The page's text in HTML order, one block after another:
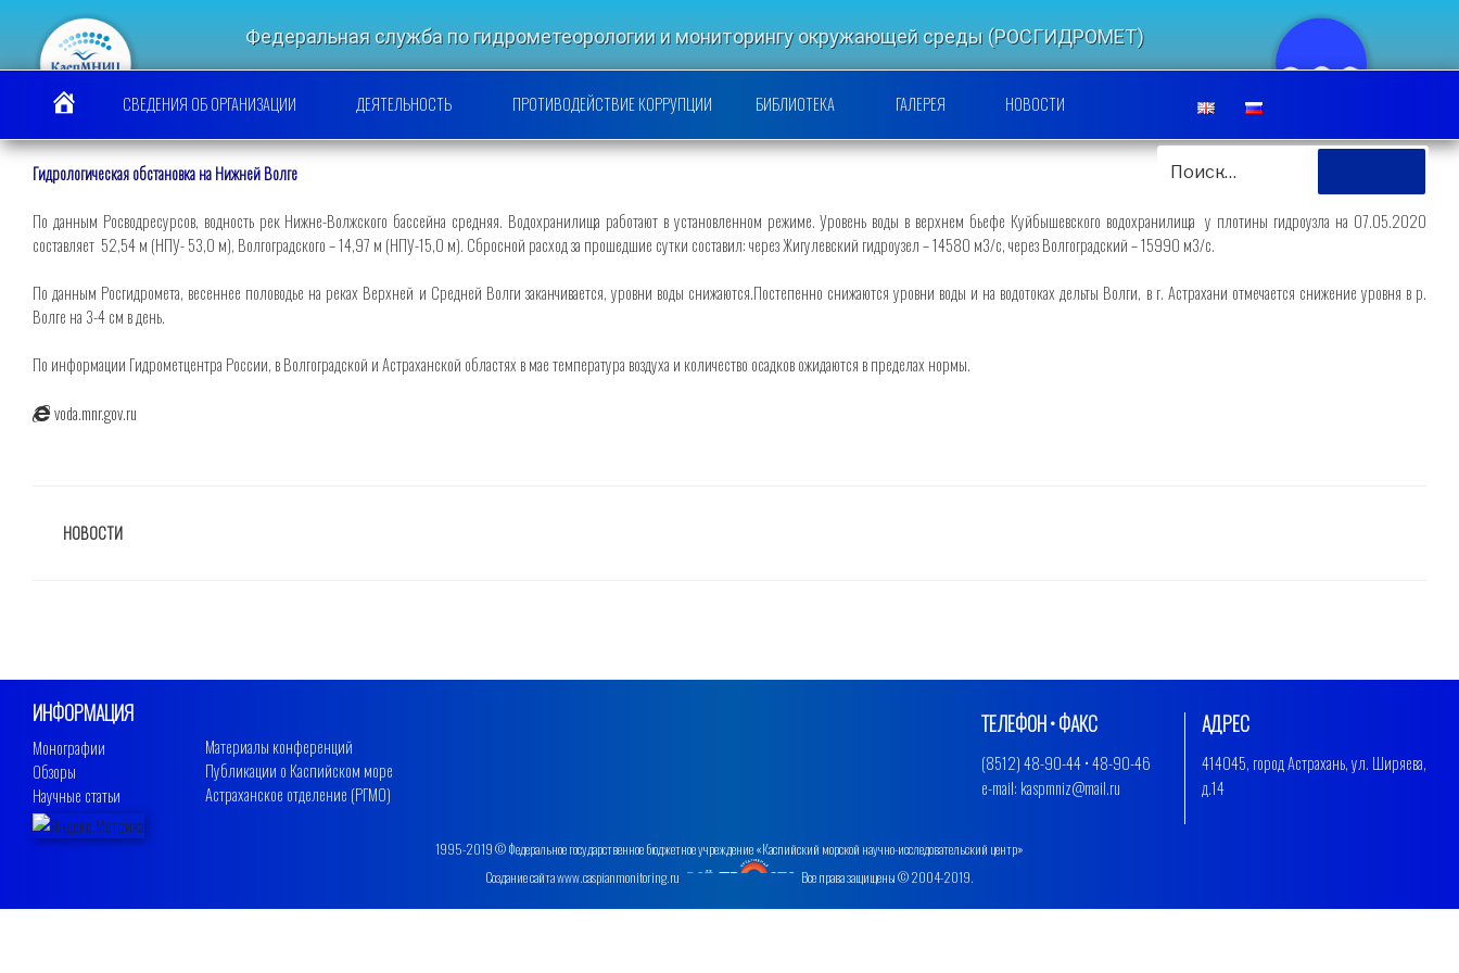
содержимому
Федеральная служба по гидрометеорологии и мониторингу окружающей среды (РОСГИДРОМЕТ)
КАСПИЙСКИЙ МОРСКОЙ НАУЧНО-ИССЛЕДОВАТЕЛЬСКИЙ ЦЕНТР
СВЕДЕНИЯ ОБ ОРГАНИЗАЦИИ ДЕЯТЕЛЬНОСТЬ ПРОТИВОДЕЙСТВИЕ КОРРУПЦИИ БИБЛИОТЕКА ГАЛЕРЕЯ НОВОСТИ
ИСКАТЬ:
Гидрологическая обстановка на Нижней Волге
По данным Росводресурсов, водность рек Нижне-Волжского бассейна средняя. Водохранилища работают в установленном режиме. Уровень воды в верхнем бьефе Куйбышевского водохранилища у плотины гидроузла на 07.05.2020
составляет 52,54 м (НПУ- 53,0 м), Волгоградского – 14,97 м (НПУ-15,0 м). Сбросной расход за прошедшие сутки составил: через Жигулевский гидроузел – 14580 м3/с, через Волгоградский – 15990 м3/с.
По данным Росгидромета, весеннее половодье на реках Верхней и Средней Волги заканчивается, уровни воды снижаются.Постепенно снижаются уровни воды и на водотоках дельты Волги, в г. Астрахани отмечается снижение уровня в р.
Волге на 3-4 см в день.
По информации Гидрометцентра России, в Волгоградской и Астраханской областях в мае температура воздуха и количество осадков ожидаются в пределах нормы.
voda.mnr.gov.ru
РУБРИКИ
НОВОСТИ
ИНФОРМАЦИЯ
Монографии
Обзоры
Научные статьи
Материалы конференций
Публикации о Каспийском море
Астраханское отделение (РГМО)
АДРЕС
414045, город Астрахань, ул. Ширяева,
д.14
ТЕЛЕФОН • ФАКС
(8512) 48-90-44 • 48-90-46
e-mail: kaspmniz@mail.ru
1995-2019 © Федеральное государственное бюджетное учреждение «Каспийский морской научно-исследовательский центр»
Создание сайта www.caspianmonitoring.ru
Все права защищены © 2004-2019.